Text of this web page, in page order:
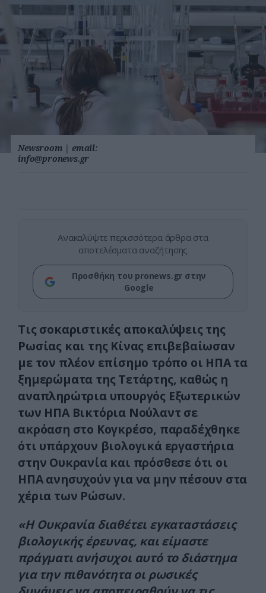
Newsroom | email:
info@pronews.gr
Ανακαλύψτε περισσότερα άρθρα στα
αποτελέσματα αναζήτησης
Προσθήκη του pronews.gr στην
Google
Τις σοκαριστικές αποκαλύψεις της
Ρωσίας και της Κίνας επιβεβαίωσαν
με τον πλέον επίσημο τρόπο οι ΗΠΑ τα
ξημερώματα της Τετάρτης, καθώς η
αναπληρώτρια υπουργός Εξωτερικών
των ΗΠΑ Βικτόρια Νούλαντ σε
ακρόαση στο Κογκρέσο, παραδέχθηκε
ότι υπάρχουν βιολογικά εργαστήρια
στην Ουκρανία και πρόσθεσε ότι οι
ΗΠΑ ανησυχούν για να μην πέσουν στα
χέρια των Ρώσων.
«Η Ουκρανία διαθέτει εγκαταστάσεις
βιολογικής έρευνας, και είμαστε
πράγματι ανήσυχοι αυτό το διάστημα
για την πιθανότητα οι ρωσικές